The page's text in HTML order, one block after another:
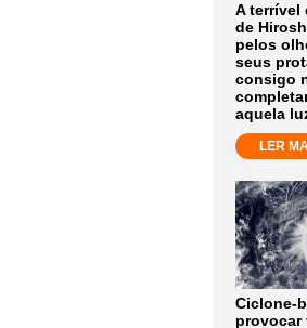
A terrível
de
pelos
seus
consigo
aquela
LER
Ciclone-
provocar